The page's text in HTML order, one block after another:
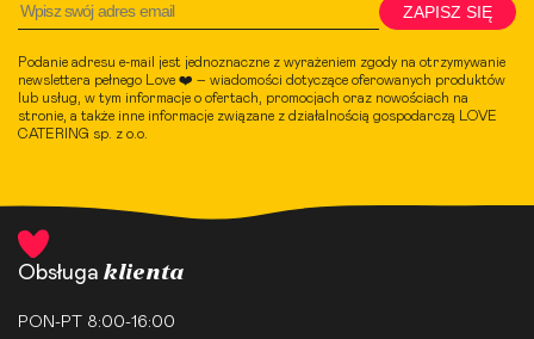
ZAPISZ SIĘ
Podanie adresu e-mail jest jednoznaczne z wyrażeniem zgody na otrzymywanie
newslettera pełnego Love ❤️ – wiadomości dotyczące oferowanych produktów
lub usług, w tym informacje o ofertach, promocjach oraz nowościach na
stronie, a także inne informacje związane z działalnością gospodarczą LOVE
CATERING sp. z o.o.
Obsługa klienta
PON-PT 8:00-16:00